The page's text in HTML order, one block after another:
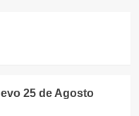
25 de Agosto